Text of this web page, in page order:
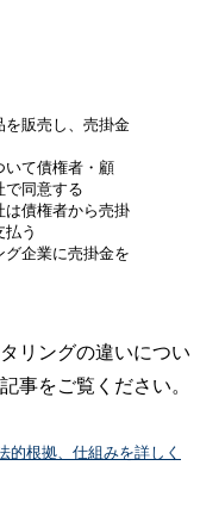
を販売し、売掛金
いて債権者・顧
で同意する
は債権者から売掛
う
グ企業に売掛金を
リングの違いについ
事をご覧ください。
的根拠、仕組みを詳しく